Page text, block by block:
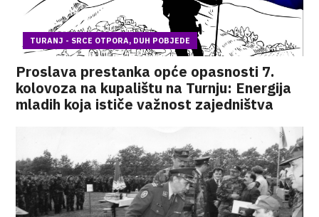
TURANJ - SRCE OTPORA, DUH POBJEDE
Proslava prestanka opće opasnosti 7.
kolovoza na kupalištu na Turnju: Energija
mladih koja ističe važnost zajedništva